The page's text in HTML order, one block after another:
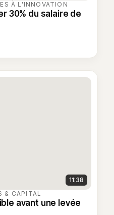
À L'INNOVATION
30% du salaire de
11:38
& CAPITAL
avant une levée